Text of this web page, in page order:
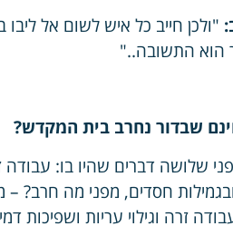
"ולכן חייב כל איש לשום אל
הוא התשובה.."
שלושה דברים שהיו בו: עבודה
חסדים, מפני מה
זרה וגילוי עריות ושפיכות